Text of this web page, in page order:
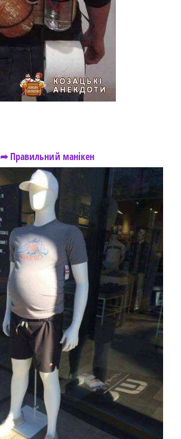
➦ Правильний манікен